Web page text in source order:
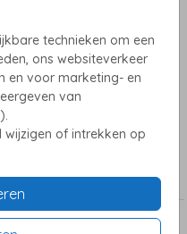
technieken om een
ons websiteverkeer
en voor marketing- en
van
of intrekken op
elementen, maakt dit
van jouw kleintje.
perfect voor zowel
van een klassieke en
en maak dit kaartje